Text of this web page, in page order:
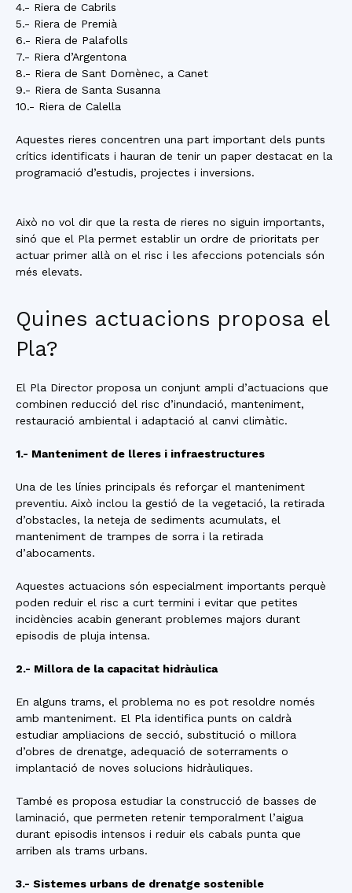
4.- Riera de Cabrils
5.- Riera de Premià
6.- Riera de Palafolls
7.- Riera d’Argentona
8.- Riera de Sant Domènec, a Canet
9.- Riera de Santa Susanna
10.- Riera de Calella
Aquestes rieres concentren una part important dels punts
crítics identificats i hauran de tenir un paper destacat en la
programació d’estudis, projectes i inversions.
Això no vol dir que la resta de rieres no siguin importants,
sinó que el Pla permet establir un ordre de prioritats per
actuar primer allà on el risc i les afeccions potencials són
més elevats.
Quines actuacions proposa el
Pla?
El Pla Director proposa un conjunt ampli d’actuacions que
combinen reducció del risc d’inundació, manteniment,
restauració ambiental i adaptació al canvi climàtic.
1.- Manteniment de lleres i infraestructures
Una de les línies principals és reforçar el manteniment
preventiu. Això inclou la gestió de la vegetació, la retirada
d’obstacles, la neteja de sediments acumulats, el
manteniment de trampes de sorra i la retirada
d’abocaments.
Aquestes actuacions són especialment importants perquè
poden reduir el risc a curt termini i evitar que petites
incidències acabin generant problemes majors durant
episodis de pluja intensa.
2.- Millora de la capacitat hidràulica
En alguns trams, el problema no es pot resoldre només
amb manteniment. El Pla identifica punts on caldrà
estudiar ampliacions de secció, substitució o millora
d’obres de drenatge, adequació de soterraments o
implantació de noves solucions hidràuliques.
També es proposa estudiar la construcció de basses de
laminació, que permeten retenir temporalment l’aigua
durant episodis intensos i reduir els cabals punta que
arriben als trams urbans.
3.- Sistemes urbans de drenatge sostenible